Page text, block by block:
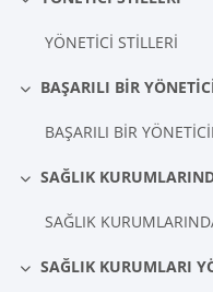
Daralt
YÖNETİCİ STİLLERİ
Daralt
Daralt
Daralt